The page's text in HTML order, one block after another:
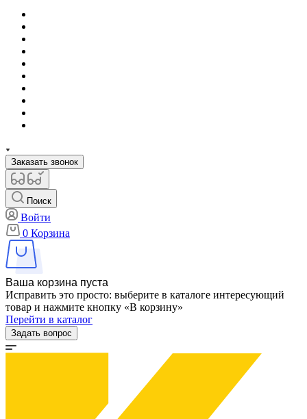
Заказать звонок
Поиск
Войти
0 Корзина
Ваша корзина пуста
Исправить это просто: выберите в каталоге интересующий
товар и нажмите кнопку «В корзину»
Перейти в каталог
Задать вопрос